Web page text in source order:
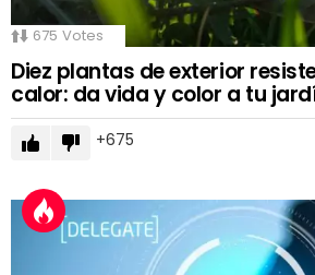
675 Votes
Diez plantas de exterior
calor: da vida y color a tu
675